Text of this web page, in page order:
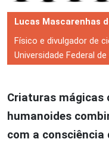
Lucas Mascarenhas
Físico e divulgador de
Universidade Federal
Criaturas mágicas
humanoides
com a